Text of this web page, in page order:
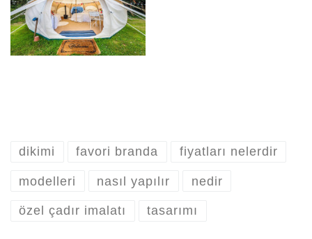
dikimi favori branda fiyatları nelerdir
modelleri nasıl yapılır nedir
özel çadır imalatı tasarımı